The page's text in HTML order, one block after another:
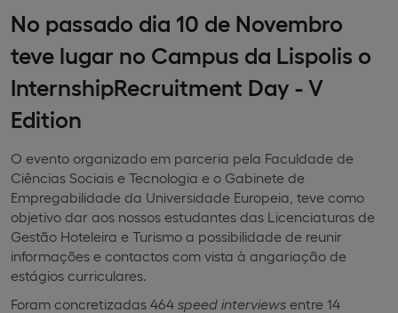
No passado dia 10 de Novembro
teve lugar no Campus da Lispolis o
InternshipRecruitment Day - V
Edition
O evento organizado em parceria pela Faculdade de
Ciências Sociais e Tecnologia e o Gabinete de
Empregabilidade da Universidade Europeia , teve como
objetivo dar aos nossos estudantes das Licenciaturas de
Gestão Hoteleira e Turismo a possibilidade de reunir
informações e contactos com vista à angariação de
estágios curriculares.
Foram concretizadas 464 speed interviews entre 14